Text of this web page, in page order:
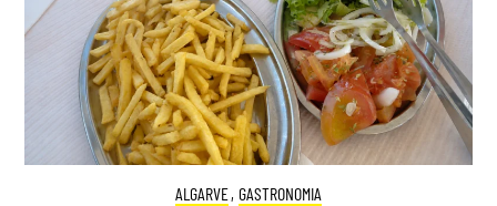
ALGARVE, GASTRONOMIA